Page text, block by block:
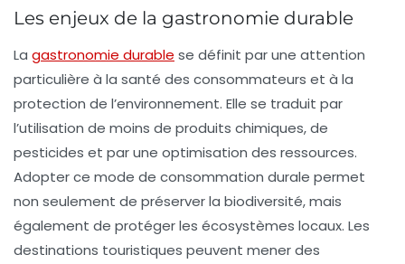
Les enjeux de la gastronomie durable
La gastronomie durable se définit par une attention
particulière à la santé des consommateurs et à la
protection de l’environnement. Elle se traduit par
l’utilisation de moins de produits chimiques, de
pesticides et par une optimisation des ressources.
Adopter ce mode de consommation durale permet
non seulement de préserver la biodiversité, mais
également de protéger les écosystèmes locaux. Les
destinations touristiques peuvent mener des